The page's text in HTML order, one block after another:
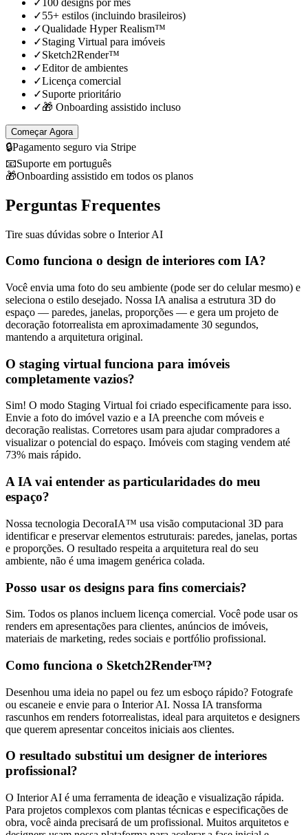
✓55+ estilos (incluindo brasileiros)
✓Qualidade Hyper Realism™
✓Staging Virtual para imóveis
✓Sketch2Render™
✓Editor de ambientes
✓Licença comercial
✓Suporte prioritário
✓🎁 Onboarding assistido incluso
Começar Agora
🔒Pagamento seguro via Stripe
📧Suporte em português
🎁Onboarding assistido em todos os planos
Perguntas Frequentes
Tire suas dúvidas sobre o Interior AI
Como funciona o design de interiores com IA?
Você envia uma foto do seu ambiente (pode ser do celular mesmo) e
seleciona o estilo desejado. Nossa IA analisa a estrutura 3D do
espaço — paredes, janelas, proporções — e gera um projeto de
decoração fotorrealista em aproximadamente 30 segundos,
mantendo a arquitetura original.
O staging virtual funciona para imóveis
completamente vazios?
Sim! O modo Staging Virtual foi criado especificamente para isso.
Envie a foto do imóvel vazio e a IA preenche com móveis e
decoração realistas. Corretores usam para ajudar compradores a
visualizar o potencial do espaço. Imóveis com staging vendem até
73% mais rápido.
A IA vai entender as particularidades do meu
espaço?
Nossa tecnologia DecoraIA™ usa visão computacional 3D para
identificar e preservar elementos estruturais: paredes, janelas, portas
e proporções. O resultado respeita a arquitetura real do seu
ambiente, não é uma imagem genérica colada.
Posso usar os designs para fins comerciais?
Sim. Todos os planos incluem licença comercial. Você pode usar os
renders em apresentações para clientes, anúncios de imóveis,
materiais de marketing, redes sociais e portfólio profissional.
Como funciona o Sketch2Render™?
Desenhou uma ideia no papel ou fez um esboço rápido? Fotografe
ou escaneie e envie para o Interior AI. Nossa IA transforma
rascunhos em renders fotorrealistas, ideal para arquitetos e designers
que querem apresentar conceitos iniciais aos clientes.
O resultado substitui um designer de interiores
profissional?
O Interior AI é uma ferramenta de ideação e visualização rápida.
Para projetos complexos com plantas técnicas e especificações de
obra, você ainda precisará de um profissional. Muitos arquitetos e